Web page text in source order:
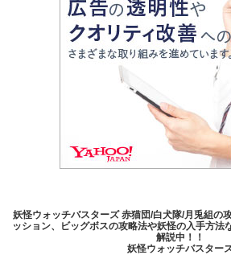
妖怪ウォッチバスターズ 赤猫団/白犬隊/月兎組の
ッション、ビッグボスの攻略法や妖怪の入手方法
解説中！！
妖怪ウォッチバスター